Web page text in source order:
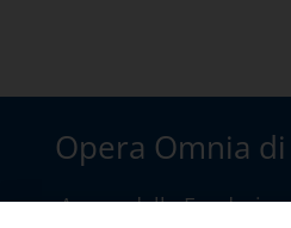
Opera Omnia
A cura della